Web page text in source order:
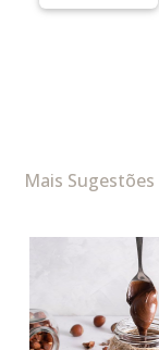
Mais Sugestões